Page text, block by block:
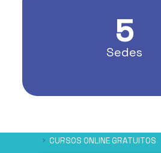
5
Sedes
CURSOS ONLINE GRATUITOS